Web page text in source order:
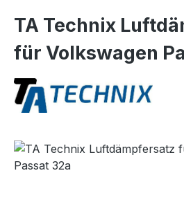
TA Technix
für Volkswagen
Bildergalerie überspringen